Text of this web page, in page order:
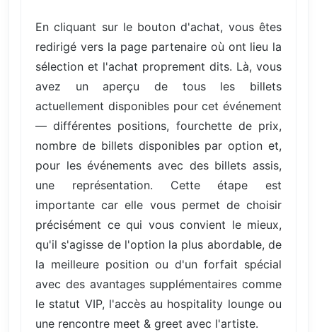
En cliquant sur le bouton d'achat, vous êtes
redirigé vers la page partenaire où ont lieu la
sélection et l'achat proprement dits. Là, vous
avez un aperçu de tous les billets
actuellement disponibles pour cet événement
— différentes positions, fourchette de prix,
nombre de billets disponibles par option et,
pour les événements avec des billets assis,
une représentation. Cette étape est
importante car elle vous permet de choisir
précisément ce qui vous convient le mieux,
qu'il s'agisse de l'option la plus abordable, de
la meilleure position ou d'un forfait spécial
avec des avantages supplémentaires comme
le statut VIP, l'accès au hospitality lounge ou
une rencontre meet & greet avec l'artiste.